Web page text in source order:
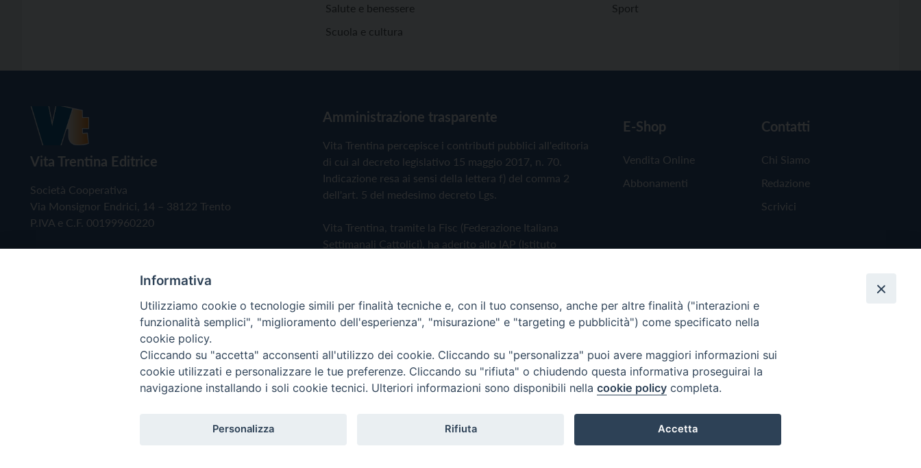
Salute e benessere
Scuola e cultura
Sport
Vita Trentina Editrice
Società Cooperativa
Via Monsignor Endrici, 14 – 38122 Trento
P.IVA e C.F. 00199960220
Amministrazione trasparente
Vita Trentina percepisce i contributi pubblici all'editoria
di cui al decreto legislativo 15 maggio 2017, n. 70.
Indicazione resa ai sensi della lettera f) del comma 2
dell'art. 5 del medesimo decreto Lgs.
Vita Trentina, tramite la Fisc (Federazione Italiana
Settimanali Cattolici), ha aderito allo IAP (Istituto
Privacy Policy Cookie Policy
E-Shop
Vendita Online
Abbonamenti
Contatti
Chi Siamo
Redazione
Scrivici
Copyright © 2019 - Tutti i diritti riservati - Vita Trentina Editrice
Informativa
Utilizziamo cookie o tecnologie simili per finalità tecniche e, con il tuo consenso, anche per altre finalità ("interazioni e
funzionalità semplici", "miglioramento dell'esperienza", "misurazione" e "targeting e pubblicità") come specificato nella
cookie policy.
Cliccando su "accetta" acconsenti all'utilizzo dei cookie. Cliccando su "personalizza" puoi avere maggiori informazioni sui
cookie utilizzati e personalizzare le tue preferenze. Cliccando su "rifiuta" o chiudendo questa informativa proseguirai la
navigazione installando i soli cookie tecnici. Ulteriori informazioni sono disponibili nella cookie policy completa.
Personalizza Rifiuta Accetta